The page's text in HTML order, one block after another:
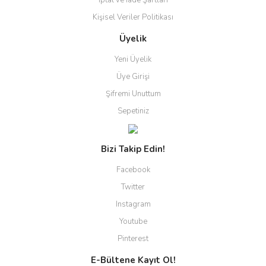
Kişisel Veriler Politikası
Üyelik
Yeni Üyelik
Üye Girişi
Şifremi Unuttum
Sepetiniz
Bizi Takip Edin!
Facebook
Twitter
Instagram
Youtube
Pinterest
E-Bültene Kayıt Ol!